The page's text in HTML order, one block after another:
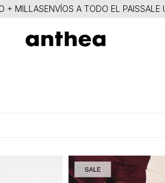
ENVÍOS A TODO EL PAISSALE UP TO